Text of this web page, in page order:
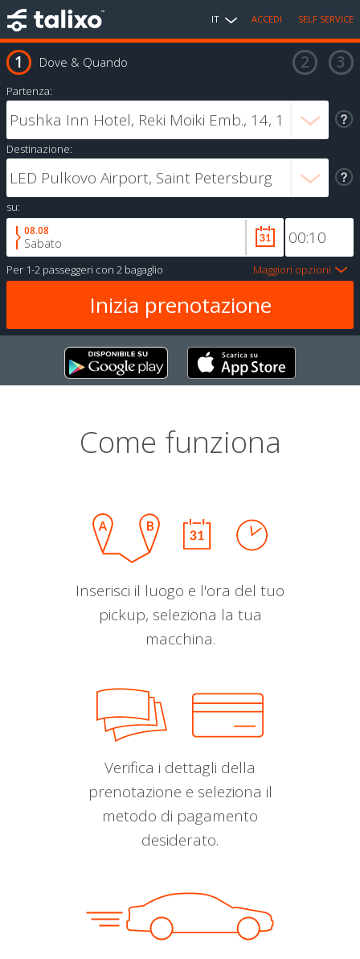
IT ACCEDI SELF SERVICE
Dove & Quando
Partenza:
Destinazione:
su:
08.08
Sabato
Per 1-2 passeggeri con 2 bagaglio Maggiori opzioni
Come funziona
Inserisci il luogo e l'ora del tuo
pickup, seleziona la tua
macchina.
Verifica i dettagli della
prenotazione e seleziona il
metodo di pagamento
desiderato.